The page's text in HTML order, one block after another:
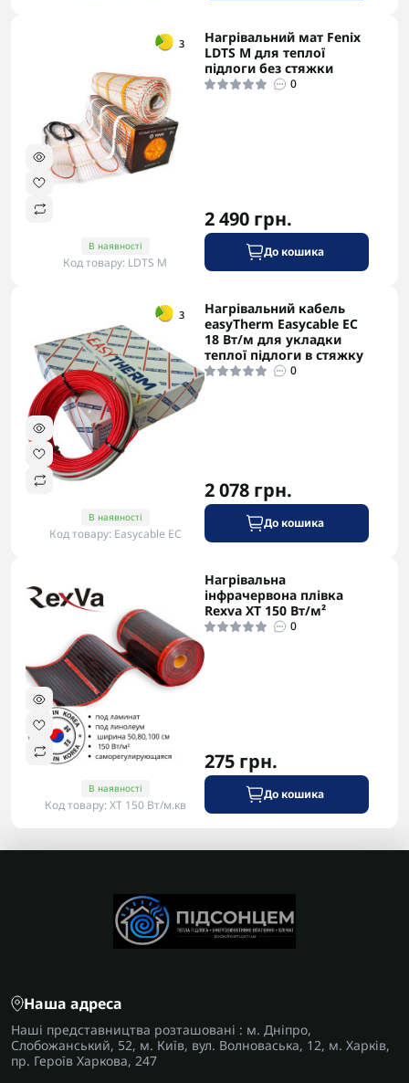
3
-5% в корзині
В наявності
Код товару: LDTS M
Нагрівальний мат Fenix
LDTS М для теплої
підлоги без стяжки
0
2 490 грн.
До кошика
3
-5% в корзині
В наявності
Код товару: Easycable EC
Нагрівальний кабель
easyTherm Easycable EC
18 Вт/м для укладки
теплої підлоги в стяжку
0
2 078 грн.
До кошика
В наявності
Код товару: XT 150 Вт/м.кв
Нагрівальна
інфрачервона плівка
Rexva XT 150 Вт/м²
0
275 грн.
До кошика
Наша адреса
Наші представництва розташовані : м. Дніпро,
Слобожанський, 52, м. Київ, вул. Волноваська, 12, м. Харків,
пр. Героїв Харкова, 247